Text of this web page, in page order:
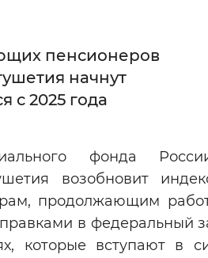
С засечками
между буквами
Цвет сайта
Инверсивный
Синий фон
пенсионеров
начнут
с 2025 года
фонда
возобновит
продолжающим
в федеральный
которые вступают в